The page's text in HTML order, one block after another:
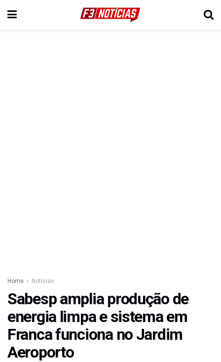
Home Notícias
Sabesp amplia produção de
energia limpa e sistema em
Franca funciona no Jardim
Aeroporto